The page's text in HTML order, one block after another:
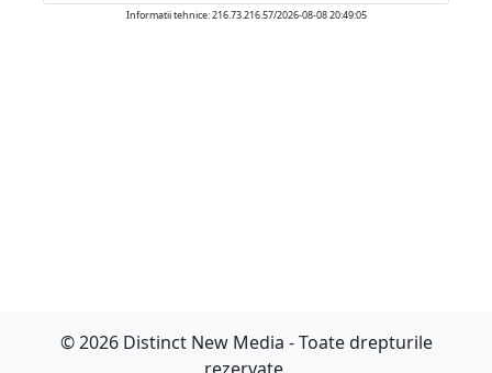
Informatii tehnice: 216.73.216.57/2026-08-08 20:49:05
© 2026 Distinct New Media - Toate drepturile